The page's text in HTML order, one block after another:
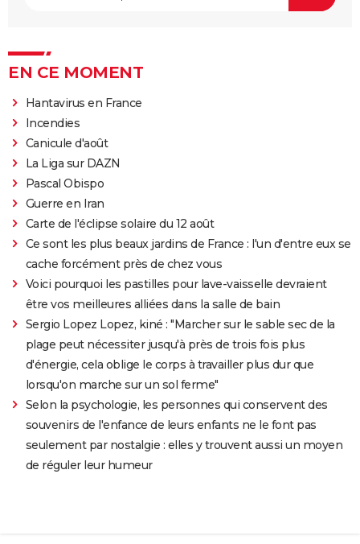
EN CE MOMENT
Hantavirus en France
Incendies
Canicule d'août
La Liga sur DAZN
Pascal Obispo
Guerre en Iran
Carte de l'éclipse solaire du 12 août
Ce sont les plus beaux jardins de France : l'un d'entre eux se
cache forcément près de chez vous
Voici pourquoi les pastilles pour lave-vaisselle devraient
être vos meilleures alliées dans la salle de bain
Sergio Lopez Lopez, kiné : "Marcher sur le sable sec de la
plage peut nécessiter jusqu'à près de trois fois plus
d'énergie, cela oblige le corps à travailler plus dur que
lorsqu'on marche sur un sol ferme"
Selon la psychologie, les personnes qui conservent des
souvenirs de l'enfance de leurs enfants ne le font pas
seulement par nostalgie : elles y trouvent aussi un moyen
de réguler leur humeur